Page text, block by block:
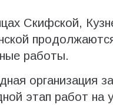
Скифской,
работы.
организация
этап работ на